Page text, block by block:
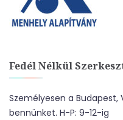
Fedél Nélkül
Személyesen a Budapest,
bennünket. H-P: 9-12-ig